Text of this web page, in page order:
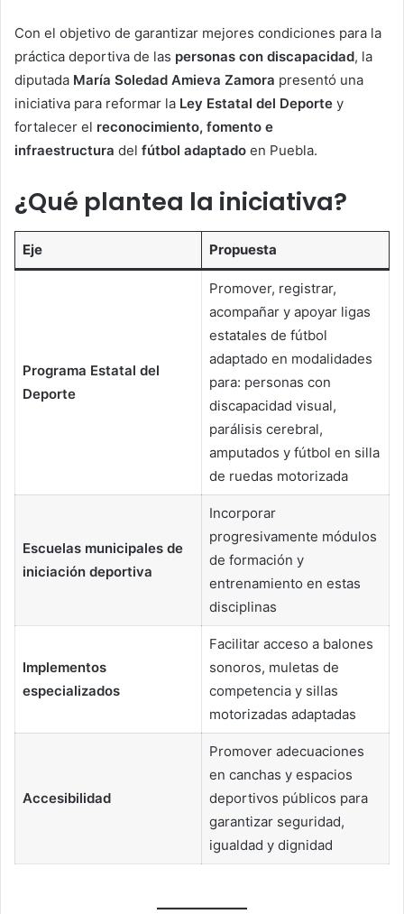
Con el objetivo de garantizar mejores condiciones para la
práctica deportiva de las personas con discapacidad, la
diputada María Soledad Amieva Zamora presentó una
iniciativa para reformar la Ley Estatal del Deporte y
fortalecer el reconocimiento, fomento e
infraestructura del fútbol adaptado en Puebla.
¿Qué plantea la iniciativa?
Eje Propuesta
Programa Estatal del
Deporte
Promover, registrar,
acompañar y apoyar ligas
estatales de fútbol
adaptado en modalidades
para: personas con
discapacidad visual,
parálisis cerebral,
amputados y fútbol en silla
de ruedas motorizada
Escuelas municipales de
iniciación deportiva
Incorporar
progresivamente módulos
de formación y
entrenamiento en estas
disciplinas
Implementos
especializados
Facilitar acceso a balones
sonoros, muletas de
competencia y sillas
motorizadas adaptadas
Accesibilidad
Promover adecuaciones
en canchas y espacios
deportivos públicos para
garantizar seguridad,
igualdad y dignidad